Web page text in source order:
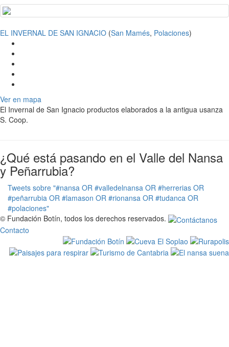
EL INVERNAL DE SAN IGNACIO (San Mamés, Polaciones)
Ver en mapa
El Invernal de San Ignacio productos elaborados a la antigua usanza
S. Coop.
¿Qué está pasando en el Valle del Nansa
y Peñarrubia?
Tweets sobre "#nansa OR #valledelnansa OR #herrerias OR
#peñarrubia OR #lamason OR #rionansa OR #tudanca OR
#polaciones"
© Fundación Botín, todos los derechos reservados.
Contacto